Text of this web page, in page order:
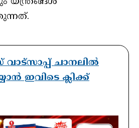
വാട്സാപ്പ് ചാനലിൽ
ഇവിടെ ക്ലിക്ക്